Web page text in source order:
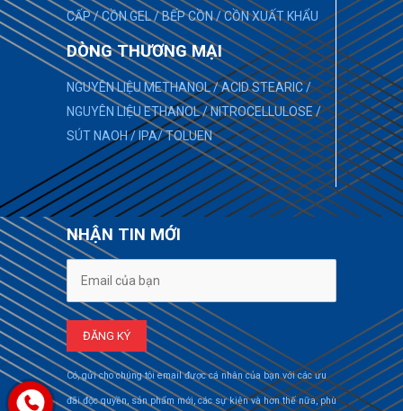
CẤP/CỒN GEL/BẾP CỒN/CỒN XUẤT KHẨU
DÒNG THƯƠNG MẠI
NGUYÊN LIỆU METHANOL/ACID STEARIC/
NGUYÊN LIỆU ETHANOL/NITROCELLULOSE/
SÚT NAOH/ IPA/TOLUEN
NHẬN TIN MỚI
Có, gửi cho chúng tôi email được cá nhân của bạn với các ưu
đãi độc quyền, sản phẩm mới, các sự kiện và hơn thế nữa, phù